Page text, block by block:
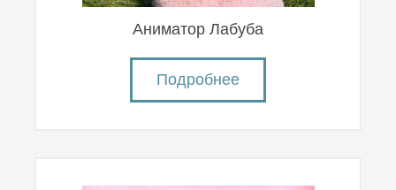
Аниматор Лабуба
Подробнее